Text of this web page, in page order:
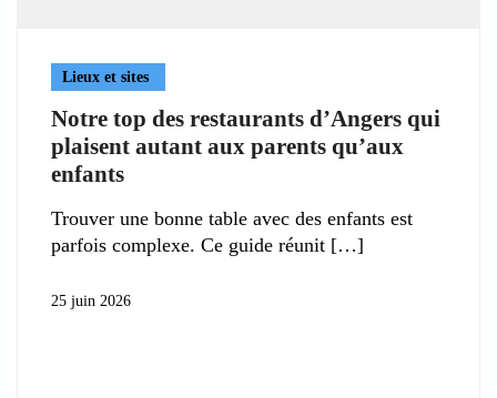
Lieux et sites
Notre top des restaurants d’Angers qui
plaisent autant aux parents qu’aux
enfants
Trouver une bonne table avec des enfants est
parfois complexe. Ce guide réunit
25 juin 2026